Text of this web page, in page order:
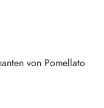
von Pomellato